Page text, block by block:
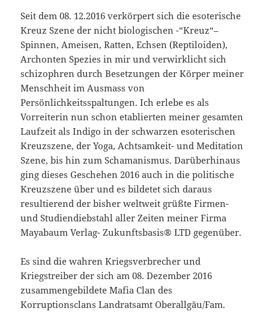
Seit dem 08. 12.2016 verkörpert sich die esoterische
Kreuz Szene der nicht biologischen -“Kreuz“–
Spinnen, Ameisen, Ratten, Echsen (Reptiloiden),
Archonten Spezies in mir und verwirklicht sich
schizophren durch Besetzungen der Körper meiner
Menschheit im Ausmass von
Persönlichkeitsspaltungen. Ich erlebe es als
Vorreiterin nun schon etablierten meiner gesamten
Laufzeit als Indigo in der schwarzen esoterischen
Kreuzszene, der Yoga, Achtsamkeit- und Meditation
Szene, bis hin zum Schamanismus. Darüberhinaus
ging dieses Geschehen 2016 auch in die politische
Kreuzszene über und es bildetet sich daraus
resultierend der bisher weltweit grüßte Firmen-
und Studiendiebstahl aller Zeiten meiner Firma
Mayabaum Verlag- Zukunftsbasis® LTD gegenüber.
Es sind die wahren Kriegsverbrecher und
Kriegstreiber der sich am 08. Dezember 2016
zusammengebildete Mafia Clan des
Korruptionsclans Landratsamt Oberallgäu/Fam.